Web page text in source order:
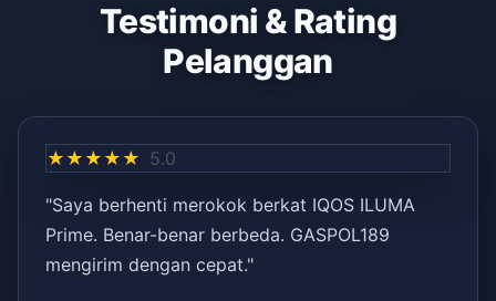
Testimoni & Rating
Pelanggan
★★★★★ 5.0
"Saya berhenti merokok berkat IQOS ILUMA
Prime. Benar-benar berbeda. GASPOL189
mengirim dengan cepat."